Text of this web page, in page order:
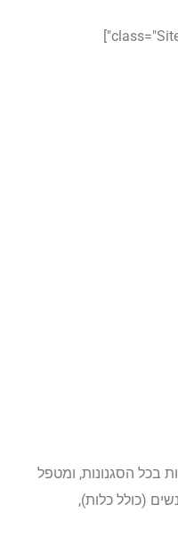
בכל הסגנונות, ומטפל
(כולל כלות),